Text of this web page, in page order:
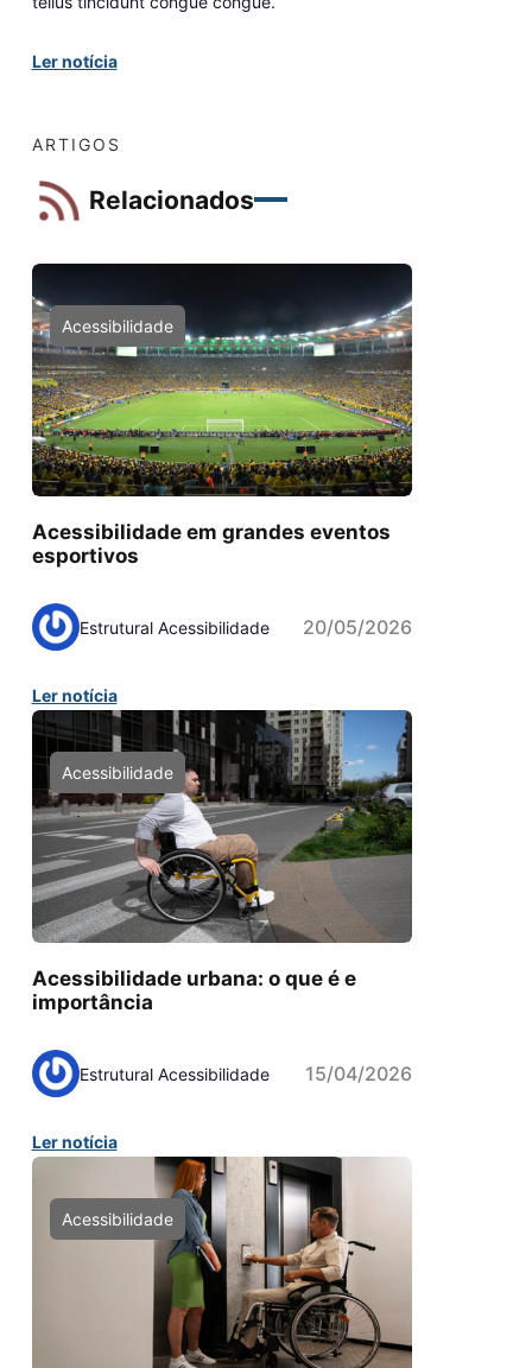
Ler notícia
ARTIGOS
Relacionados
Acessibilidade
Acessibilidade em grandes eventos
esportivos
Estrutural Acessibilidade 20/05/2026
Ler notícia
Acessibilidade
Acessibilidade urbana: o que é e
importância
Estrutural Acessibilidade 15/04/2026
Ler notícia
Acessibilidade